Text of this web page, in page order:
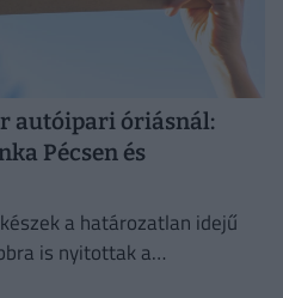
autóipari óriásnál:
Pécsen és
a határozatlan idejű
is nyitottak a